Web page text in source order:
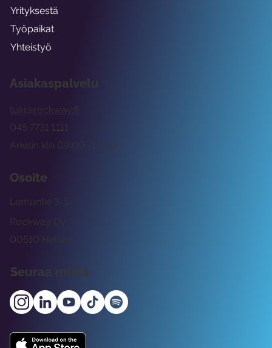
Asiakaspalvelu
tuki@rockway.fi
Arkisin klo 09:00 -15:00
045 7731 1111
Osoite
Rockway Oy
Lemuntie 3-5
00510 Helsinki
Seuraa meitä
Yrityksestä
Työpaikat
Yhteistyö